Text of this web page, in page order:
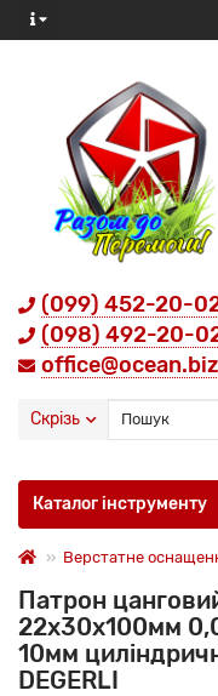
(099) 452-20-
(098) 492-20-
Скрізь
Каталог інструменту
Верстатне
Патрон
22x30x100мм
10мм
DEGERLI